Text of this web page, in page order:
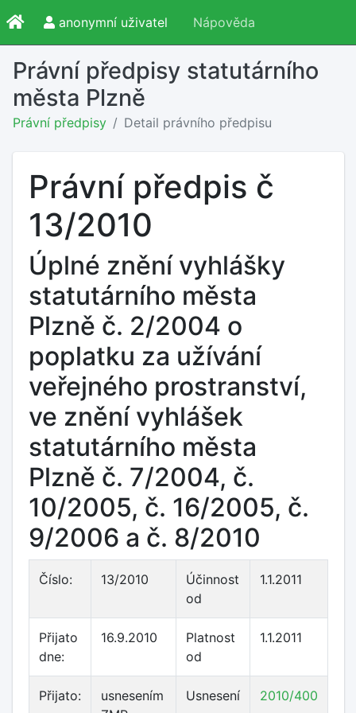
Nápověda
anonymní uživatel
Právní předpisy statutárního
města Plzně
Právní předpisy Detail právního předpisu
Právní předpis č
13/2010
Úplné znění vyhlášky
statutárního města
Plzně č. 2/2004 o
poplatku za užívání
veřejného prostranství,
ve znění vyhlášek
statutárního města
Plzně č. 7/2004, č.
10/2005, č. 16/2005, č.
9/2006 a č. 8/2010
Číslo: 13/2010
Účinnost
od
1.1.2011
Přijato
dne:
16.9.2010
Platnost
od
1.1.2011
Přijato:
usnesením
Usnesení 2010/400